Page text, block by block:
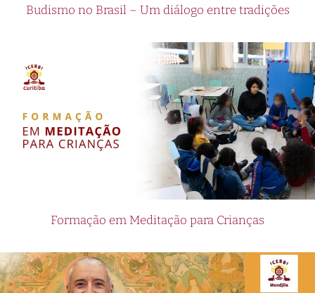
Budismo no Brasil – Um diálogo entre tradições
Formação em Meditação para Crianças